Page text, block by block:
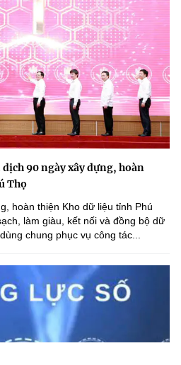
90 ngày xây dựng, hoàn
Thọ
hoàn thiện Kho dữ liệu tỉnh Phú
làm giàu, kết nối và đồng bộ dữ
chung phục vụ công tác...